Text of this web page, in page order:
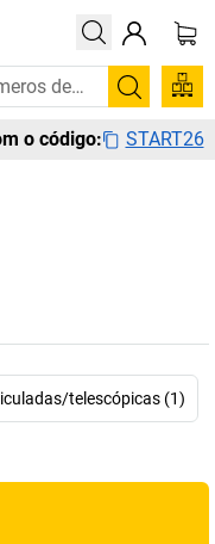
o código: START26
telescópicas (1)